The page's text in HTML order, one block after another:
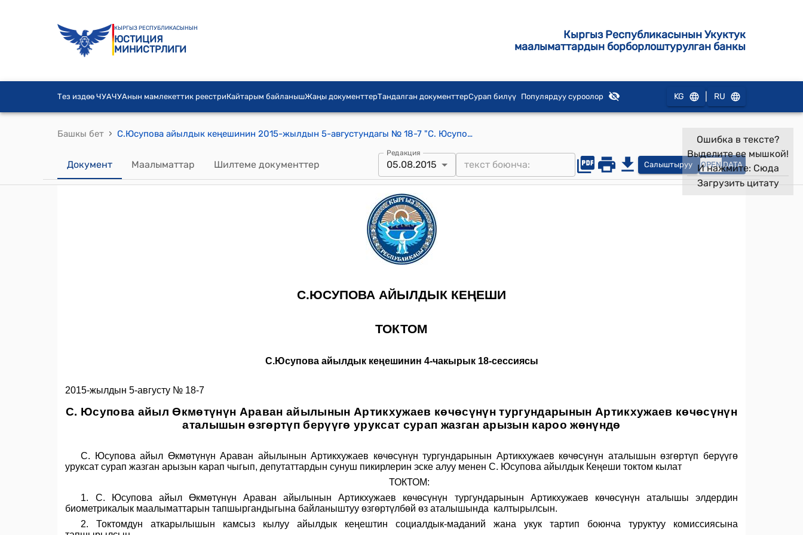
КЫРГЫЗ РЕСПУБЛИКАСЫНЫН
ЮСТИЦИЯ
МИНИСТРЛИГИ
Кыргыз Республикасынын Укуктук
маалыматтардын борборлоштурулган банкы
Тез издөө ЧУАЧУАнын мамлекеттик реестриКайтарым байланышЖаңы документтерТандалган документтерСурап билүү Популярдуу суроолор KG RU
Башкы бет › С.Юсупова айылдык кеңешинин 2015-жылдын 5-августундагы № 18-7 "С. Юсупова айыл Өкмөтүнүн Араван айылынын Артикхужаев көчөсүнүн тургундарынын Артикхужаев көчөсүнүн аталышын өзгөртүп берүүгө уруксат сурап жазган арызын кароо жөнүндө" токтому
Документ Маалыматтар Шилтеме документтер
Редакция
05.08.2015 Салыштыруу OPEN DATA
Ошибка в тексте?
Выделите ее мышкой!
И нажмите: Сюда
Загрузить цитату